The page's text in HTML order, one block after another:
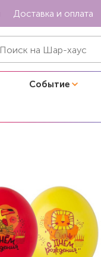
Доставка и оплата
Событие